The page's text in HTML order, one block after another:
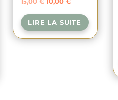
15,00€
prix
initial
était :
10,00€
prix
actuel
est :
LIRE LA SUITE